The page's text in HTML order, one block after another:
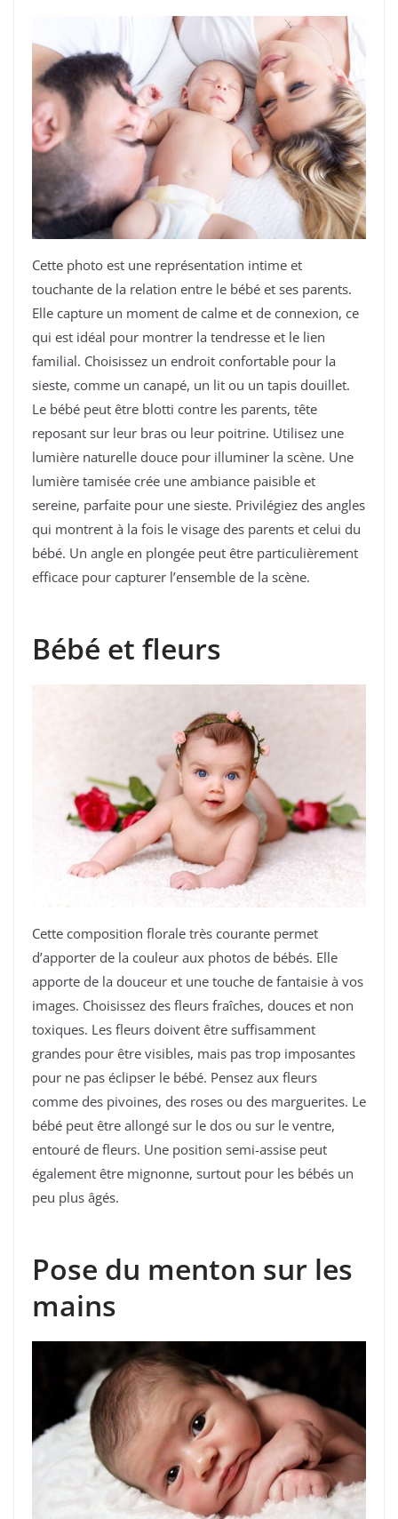
Cette photo est une représentation intime et
touchante de la relation entre le bébé et ses parents.
Elle capture un moment de calme et de connexion, ce
qui est idéal pour montrer la tendresse et le lien
familial. Choisissez un endroit confortable pour la
sieste, comme un canapé, un lit ou un tapis douillet.
Le bébé peut être blotti contre les parents, tête
reposant sur leur bras ou leur poitrine. Utilisez une
lumière naturelle douce pour illuminer la scène. Une
lumière tamisée crée une ambiance paisible et
sereine, parfaite pour une sieste. Privilégiez des angles
qui montrent à la fois le visage des parents et celui du
bébé. Un angle en plongée peut être particulièrement
efficace pour capturer l’ensemble de la scène.
Bébé et fleurs
Cette composition florale très courante permet
d’apporter de la couleur aux photos de bébés. Elle
apporte de la douceur et une touche de fantaisie à vos
images. Choisissez des fleurs fraîches, douces et non
toxiques. Les fleurs doivent être suffisamment
grandes pour être visibles, mais pas trop imposantes
pour ne pas éclipser le bébé. Pensez aux fleurs
comme des pivoines, des roses ou des marguerites. Le
bébé peut être allongé sur le dos ou sur le ventre,
entouré de fleurs. Une position semi-assise peut
également être mignonne, surtout pour les bébés un
peu plus âgés.
Pose du menton sur les
mains